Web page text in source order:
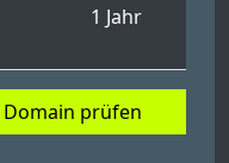
1 Jahr
Domain prüfen